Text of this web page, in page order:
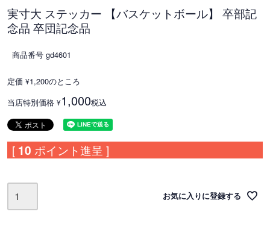
実寸大 ステッカー 【バスケットボール】 卒部記
念品 卒団記念品
商品番号 gd4601
定価 ¥1,200のところ
当店特別価格 ¥1,000税込
[ 10 ポイント進呈 ]
お気に入りに登録する